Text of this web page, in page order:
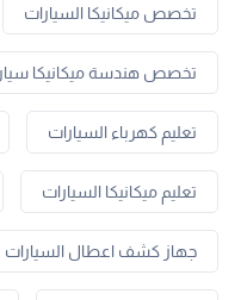
تخصص ميكانيكا السيارات
تخصص هندسة ميكانيكا
تعليم كهرباء السيارات
تعليم ميكانيكا السيارات
جهاز كشف اعطال السيارات